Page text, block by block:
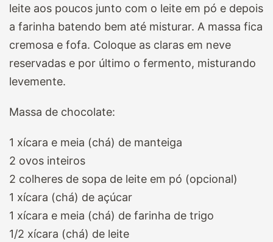
leite aos poucos junto com o leite em pó e depois
a farinha batendo bem até misturar. A massa fica
cremosa e fofa. Coloque as claras em neve
reservadas e por último o fermento, misturando
levemente.
Massa de chocolate:
1 xícara e meia (chá) de manteiga
2 ovos inteiros
2 colheres de sopa de leite em pó (opcional)
1 xícara (chá) de açúcar
1 xícara e meia (chá) de farinha de trigo
1/2 xícara (chá) de leite